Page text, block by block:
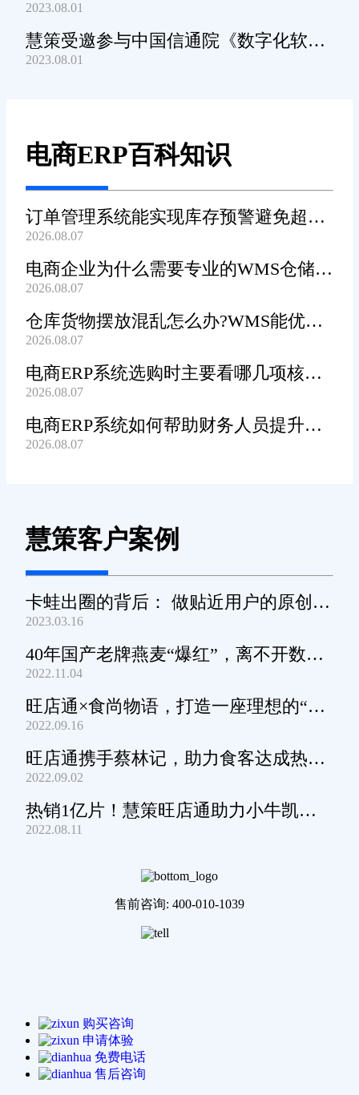
产品及服务能力》规范编制工作
2023.08.01
慧策受邀参与中国信通院《数字化软件
产品及服务能力》规范编制工作
2023.08.01
电商ERP百科知识
订单管理系统能实现库存预警避免超卖
吗?
2026.08.07
电商企业为什么需要专业的WMS仓储管
理系统?
2026.08.07
仓库货物摆放混乱怎么办?WMS能优化
货位吗?
2026.08.07
电商ERP系统选购时主要看哪几项核心
功能?
2026.08.07
电商ERP系统如何帮助财务人员提升对
账工作效率?
2026.08.07
慧策客户案例
卡蛙出圈的背后： 做贴近用户的原创小
家电
2023.03.16
40年国产老牌燕麦“爆红”，离不开数字
化工具的支撑
2022.11.04
旺店通×食尚物语，打造一座理想的“零
食王国”
2022.09.16
旺店通携手蔡林记，助力食客达成热干
面自由
2022.09.02
热销1亿片！慧策旺店通助力小牛凯西
通关家庭牛排圈~
2022.08.11
售前咨询: 400-010-1039
购买咨询
申请体验
免费电话
售后咨询